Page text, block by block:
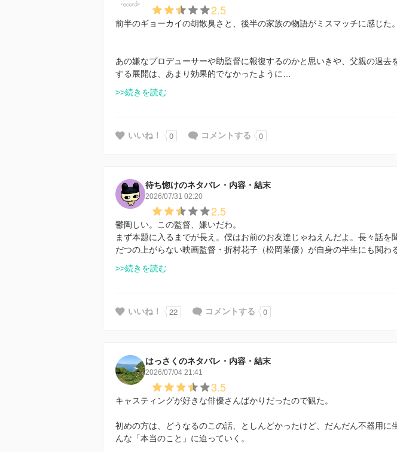
2.5
前半のギョーカイの胡散臭さと、後半の家族の物語がミスマッチに感じた。
あの嫌なプロデューサーや助監督に報復するのかと思いきや、父親の過去
する展開は、あまり効果的でなかったように…
>>続きを読む
いいね！ 0 コメントする 0
待ち惚けのネタバレ・内容・結末
2026/07/31 02:20
2.5
鬱陶しい。この監督、嫌いだわ。
まず本題に入るまでが長え。僕はお前のお友達じゃねえんだよ。長々話を
だつの上がらない映画監督・折村花子（松岡茉優）が自身の半生にも関わ
>>続きを読む
いいね！ 22 コメントする 0
はっさくのネタバレ・内容・結末
2026/07/04 21:41
3.5
キャスティングが好きな俳優さんばかりだったので観た。
初めの方は、どうなるのこの話、としんどかったけど、だんだん不器用に
んな「本当のこと」に迫っていく。